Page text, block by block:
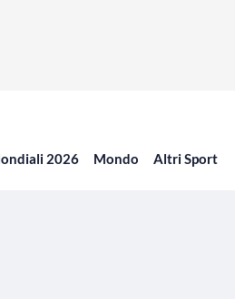
2026 Mondo Altri Sport